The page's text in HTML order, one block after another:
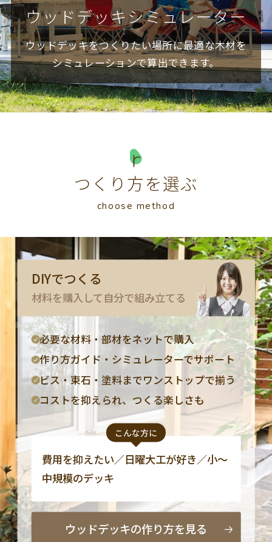
ウッドデッキシミュレーター
ウッドデッキをつくりたい場所に最適な木材を
シミュレーションで算出できます。
つくり方を選ぶ
choose method
DIYでつくる
材料を購入して自分で組み立てる
必要な材料・部材をネットで購入
作り方ガイド・シミュレーターでサポート
ビス・束石・塗料までワンストップで揃う
コストを抑えられ、つくる楽しさも
こんな方に
費用を抑えたい／日曜大工が好き／小〜
中規模のデッキ
ウッドデッキの作り方を見る